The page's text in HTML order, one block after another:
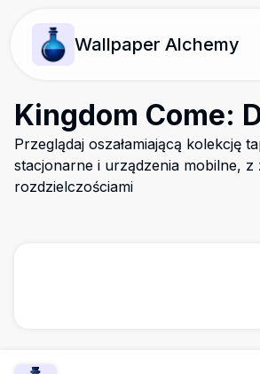
Wallpaper Alchemy
Kingdom Come:
Przeglądaj oszałamiającą kolekcję
stacjonarne i urządzenia mobilne,
rozdzielczościami